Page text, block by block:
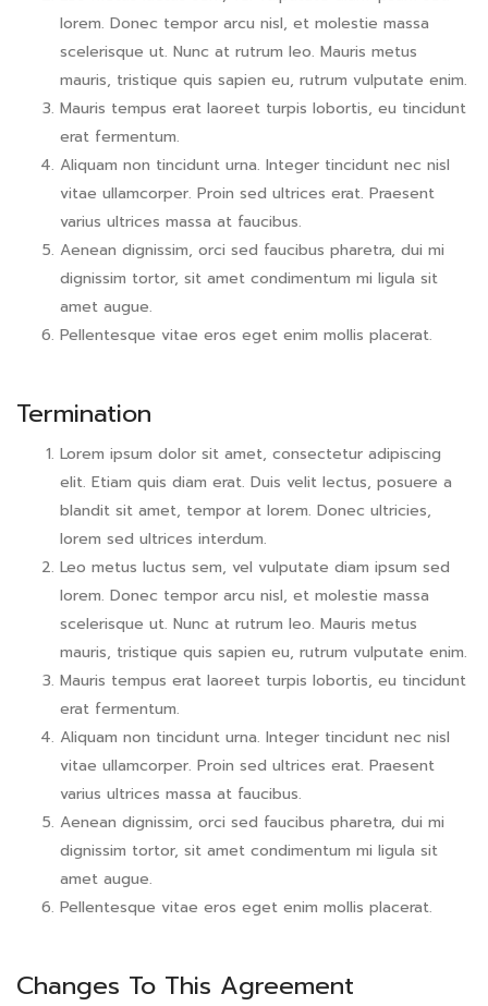
lorem. Donec tempor arcu nisl, et molestie massa
scelerisque ut. Nunc at rutrum leo. Mauris metus
mauris, tristique quis sapien eu, rutrum vulputate enim.
Mauris tempus erat laoreet turpis lobortis, eu tincidunt
erat fermentum.
Aliquam non tincidunt urna. Integer tincidunt nec nisl
vitae ullamcorper. Proin sed ultrices erat. Praesent
varius ultrices massa at faucibus.
Aenean dignissim, orci sed faucibus pharetra, dui mi
dignissim tortor, sit amet condimentum mi ligula sit
amet augue.
Pellentesque vitae eros eget enim mollis placerat.
Termination
Lorem ipsum dolor sit amet, consectetur adipiscing
elit. Etiam quis diam erat. Duis velit lectus, posuere a
blandit sit amet, tempor at lorem. Donec ultricies,
lorem sed ultrices interdum.
Leo metus luctus sem, vel vulputate diam ipsum sed
lorem. Donec tempor arcu nisl, et molestie massa
scelerisque ut. Nunc at rutrum leo. Mauris metus
mauris, tristique quis sapien eu, rutrum vulputate enim.
Mauris tempus erat laoreet turpis lobortis, eu tincidunt
erat fermentum.
Aliquam non tincidunt urna. Integer tincidunt nec nisl
vitae ullamcorper. Proin sed ultrices erat. Praesent
varius ultrices massa at faucibus.
Aenean dignissim, orci sed faucibus pharetra, dui mi
dignissim tortor, sit amet condimentum mi ligula sit
amet augue.
Pellentesque vitae eros eget enim mollis placerat.
Changes To This Agreement